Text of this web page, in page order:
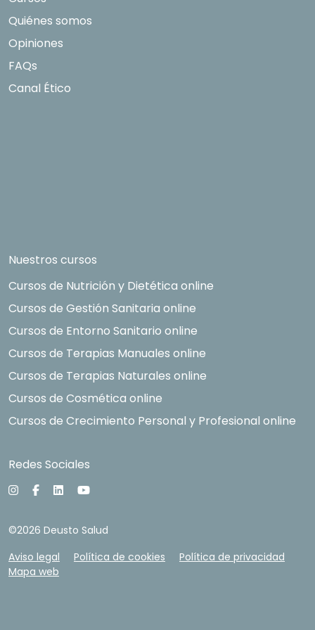
Quiénes somos
Opiniones
FAQs
Canal Ético
Nuestros cursos
Cursos de Nutrición y Dietética online
Cursos de Gestión Sanitaria online
Cursos de Entorno Sanitario online
Cursos de Terapias Manuales online
Cursos de Terapias Naturales online
Cursos de Cosmética online
Cursos de Crecimiento Personal y Profesional online
Redes Sociales
©2026 Deusto Salud
Aviso legal
Política de cookies
Política de privacidad
Mapa web